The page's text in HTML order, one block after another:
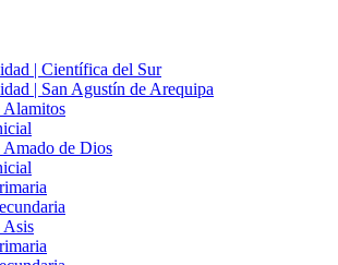
| Científica del Sur
| San Agustín de Arequipa
Alamitos
de Dios
Asis